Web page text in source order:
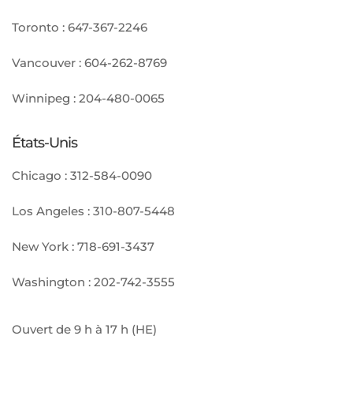
Toronto : 647-367-2246
Vancouver : 604-262-8769
Winnipeg : 204-480-0065
États-Unis
Chicago : 312-584-0090
Los Angeles : 310-807-5448
New York : 718-691-3437
Washington : 202-742-3555
Ouvert de 9 h à 17 h (HE)